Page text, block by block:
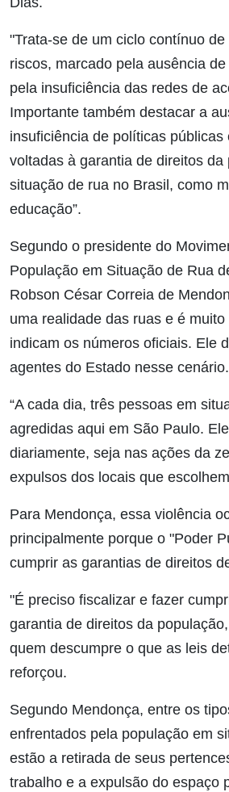
"Trata-se de um ciclo contínuo
riscos, marcado pela ausência
pela insuficiência das redes de
Importante também destacar a
insuficiência de políticas públicas
voltadas à garantia de direitos da
situação de rua no Brasil, como
educação”.
Segundo o presidente do
População em Situação de Rua
Robson César Correia de
uma realidade das ruas e é
indicam os números oficiais. Ele
agentes do Estado nesse cenário.
“A cada dia, três pessoas em
agredidas aqui em São Paulo.
diariamente, seja nas ações da
expulsos dos locais que
Para Mendonça, essa violência
principalmente porque o "Poder
cumprir as garantias de direitos
"É preciso fiscalizar e fazer
garantia de direitos da
quem descumpre o que as leis
reforçou.
Segundo Mendonça, entre os
enfrentados pela população em
estão a retirada de seus
trabalho e a expulsão do espaço